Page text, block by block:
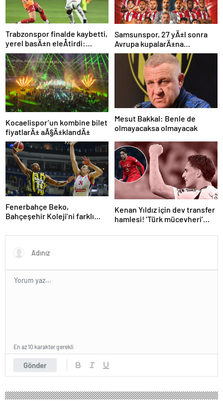
Trabzonspor finalde kaybetti,
yerel basÄ±n eleÅtirdi:
“Futbol felaket, sonuÃ§
rezalet”
Samsunspor, 27 yÄ±l sonra
Avrupa kupalarÄ±na
katÄ±lÄ±yor
Kocaelispor’un kombine bilet
fiyatlarÄ± aÃ§Ä±klandÄ±
Mesut Bakkal: Benle de
olmayacaksa olmayacak
Fenerbahçe Beko,
Bahçeşehir Koleji’ni farklı
Kenan Yıldız için dev transfer
hamlesi! ‘Türk mücevheri’
duyurdular…
Gönder
En az 10 karakter gerekli